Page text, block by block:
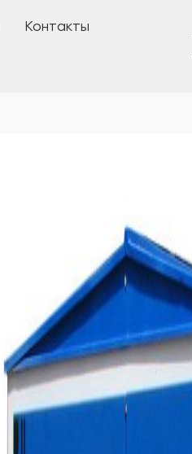
Контакты